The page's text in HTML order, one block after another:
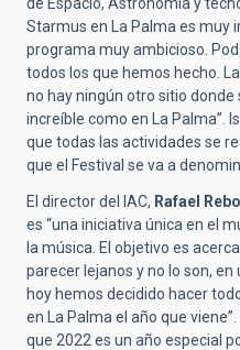
Starmus en La Palma es muy
programa muy ambicioso.
todos los que hemos hecho.
no hay ningún otro sitio
increíble como en La Palma”.
que todas las actividades se
que el Festival se va a
El director del IAC, Rafael
es “una iniciativa única en el
la música. El objetivo es
parecer lejanos y no lo son,
hoy hemos decidido hacer
en La Palma el año que
que 2022 es un año especial